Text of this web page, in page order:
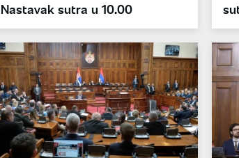
Nastavak sutra u 10.00